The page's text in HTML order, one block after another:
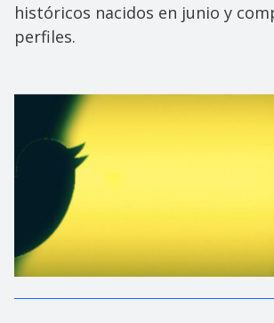
históricos nacidos en junio y
perfiles.